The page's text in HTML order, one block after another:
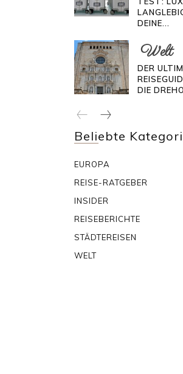
DEINE...
Welt
DER
DIE
Beliebte
EUROPA
REISE-RATGEBER
INSIDER
REISEBERICHTE
STÄDTEREISEN
WELT